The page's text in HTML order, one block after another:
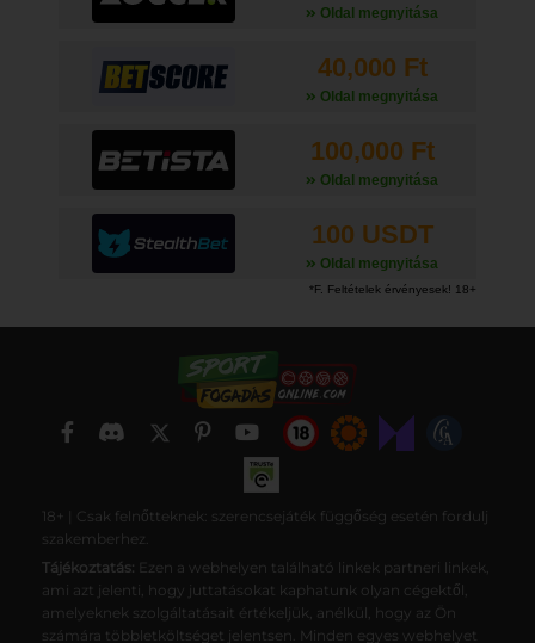
Oldal megnyitása
40,000 Ft
Oldal megnyitása
100,000 Ft
Oldal megnyitása
100 USDT
Oldal megnyitása
18+ | Csak felnőtteknek: szerencsejáték függőség esetén fordulj
szakemberhez.
Tájékoztatás: Ezen a webhelyen található linkek partneri linkek,
ami azt jelenti, hogy juttatásokat kaphatunk olyan cégektől,
amelyeknek szolgáltatásait értékeljük, anélkül, hogy az Ön
számára többletköltséget jelentsen. Minden egyes webhelyet